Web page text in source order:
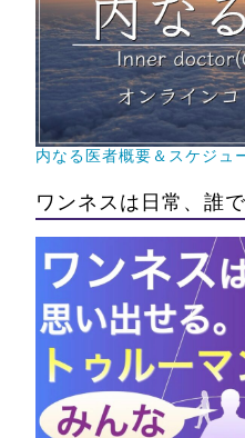
内なる医者概要＆スケジュ
ワンネスは日常、誰